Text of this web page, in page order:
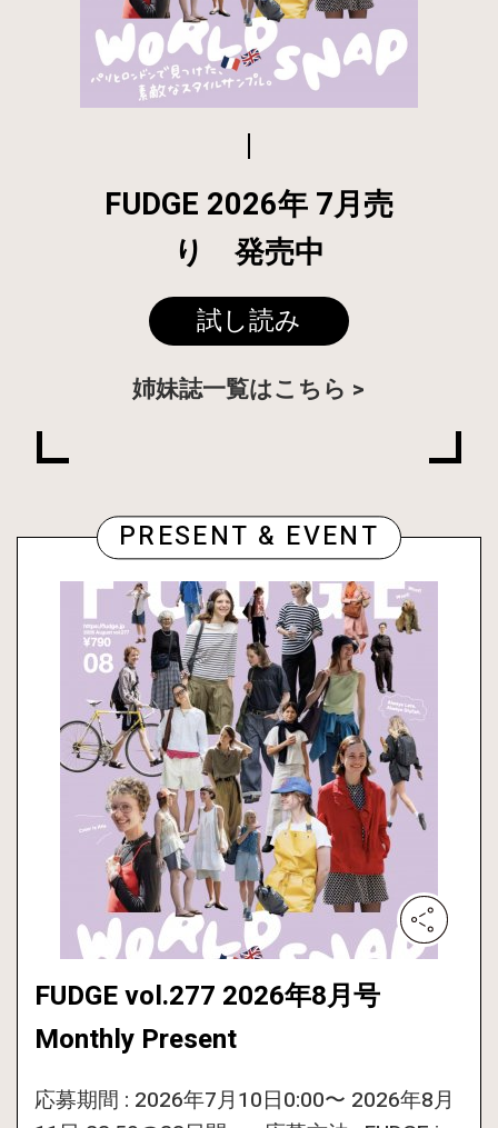
FUDGE 2026年 7月売
り 発売中
試し読み
姉妹誌一覧はこちら
PRESENT & EVENT
FUDGE vol.277 2026年8月号
Monthly Present
応募期間 : 2026年7月10日0:00〜 2026年8月